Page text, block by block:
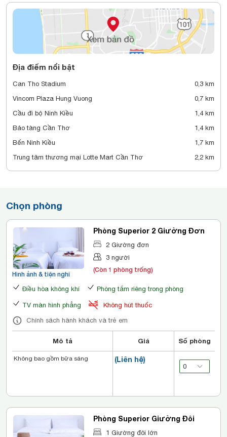
Địa điểm nổi bật
Can Tho Stadium
0,3 km
Vincom Plaza Hung Vuong
0,7 km
Cầu đi bộ Ninh Kiều
1,4 km
Bảo tàng Cần Thơ
1,4 km
Bến Ninh Kiều
1,7 km
Trung tâm thương mại Lotte Mart Cần Thơ
2,2 km
Chọn phòng
Hình ảnh & tiện nghi
Phòng Superior 2 Giường Đơn
2 Giường đơn
3 người
(Còn 1 phòng trống)
Điều hòa không khí Phòng tắm riêng trong phòng
TV màn hình phẳng
Không hút thuốc
Chính sách hành khách và trẻ em
Mô tả Giá Số phòng
(Liên hệ)
Không bao gồm bữa sáng
Phòng Superior Giường Đôi
1 Giường đôi lớn